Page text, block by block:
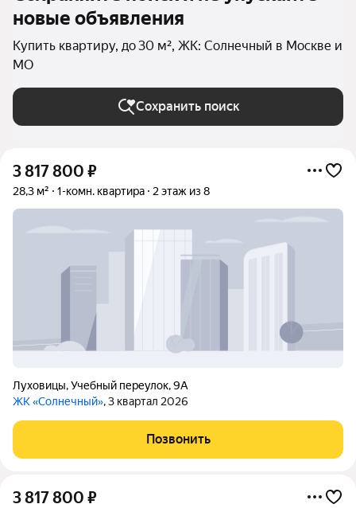
новые объявления
Купить квартиру, до 30 м², ЖК: Солнечный в Москве и
МО
Сохранить поиск
3 817 800 ₽
28,3 м² 1-комн. квартира 2 этаж из 8
Луховицы,Учебный переулок,9А
ЖК «Солнечный», 3 квартал 2026
Позвонить
3 817 800 ₽